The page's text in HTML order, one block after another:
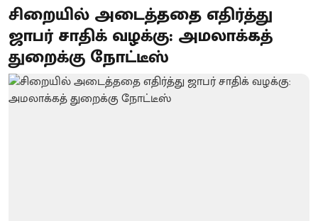
சிறையில் அடைத்ததை எதிர்த்து
ஜாபர் சாதிக் வழக்கு: அமலாக்கத்
துறைக்கு நோட்டீஸ்